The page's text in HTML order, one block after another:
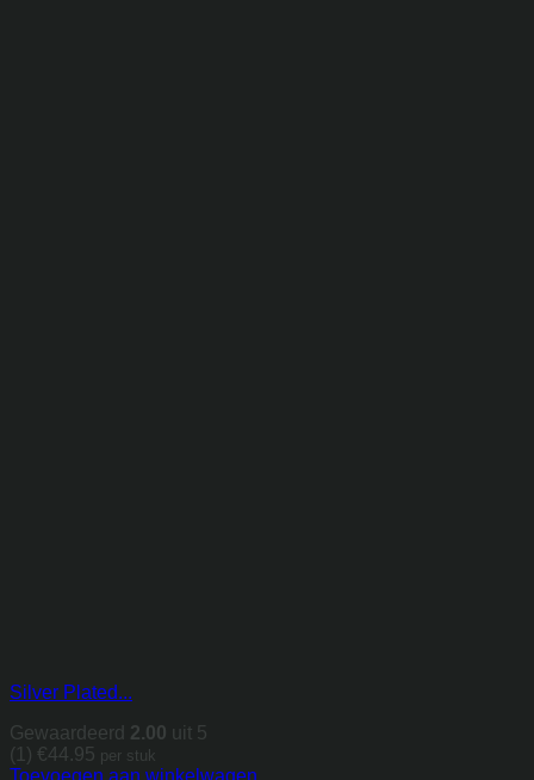
Silver Plated...
Gewaardeerd 2.00 uit 5
(1) €44.95 per stuk
Toevoegen aan winkelwagen